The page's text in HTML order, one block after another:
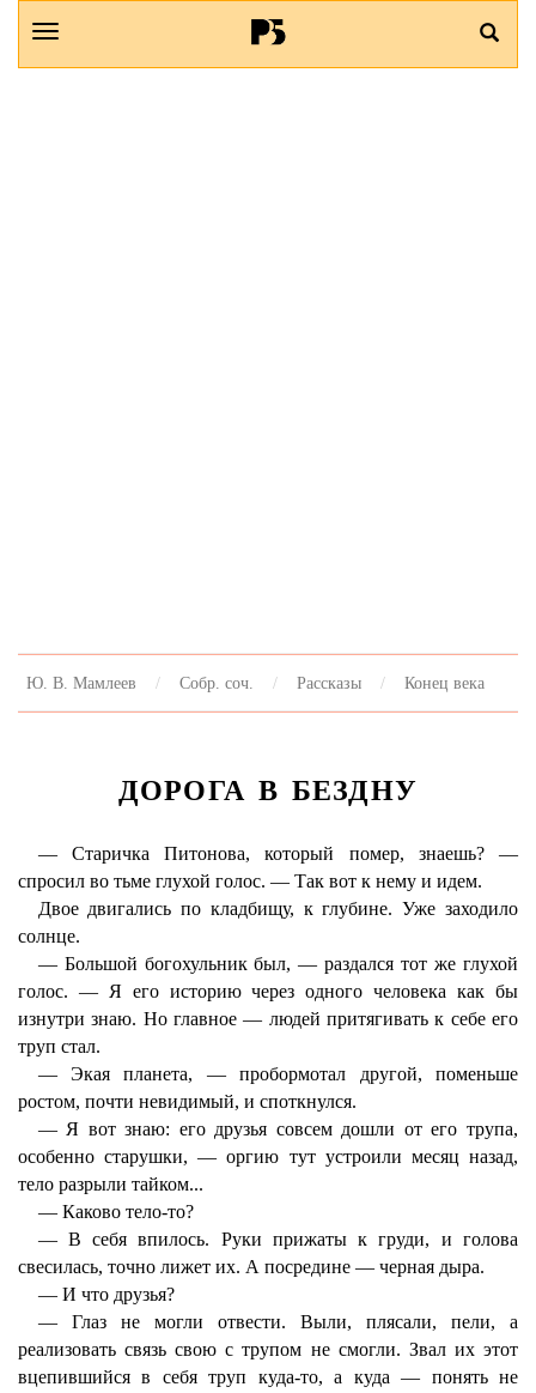
Ю. В. Мамлеев Собр. соч. Рассказы Конец века
ДОРОГА В БЕЗДНУ
— Старичка Питонова, который помер, знаешь? —
спросил во тьме глухой голос. — Так вот к нему и идем.
Двое двигались по кладбищу, к глубине. Уже заходило
солнце.
— Большой богохульник был, — раздался тот же глухой
голос. — Я его историю через одного человека как бы
изнутри знаю. Но главное — людей притягивать к себе его
труп стал.
— Экая планета, — пробормотал другой, поменьше
ростом, почти невидимый, и споткнулся.
— Я вот знаю: его друзья совсем дошли от его трупа,
особенно старушки, — оргию тут устроили месяц назад,
тело разрыли тайком...
— Каково тело-то?
— В себя впилось. Руки прижаты к груди, и голова
свесилась, точно лижет их. А посредине — черная дыра.
— И что друзья?
— Глаз не могли отвести. Выли, плясали, пели, а
реализовать связь свою с трупом не смогли. Звал их этот
вцепившийся в себя труп куда-то, а куда — понять не